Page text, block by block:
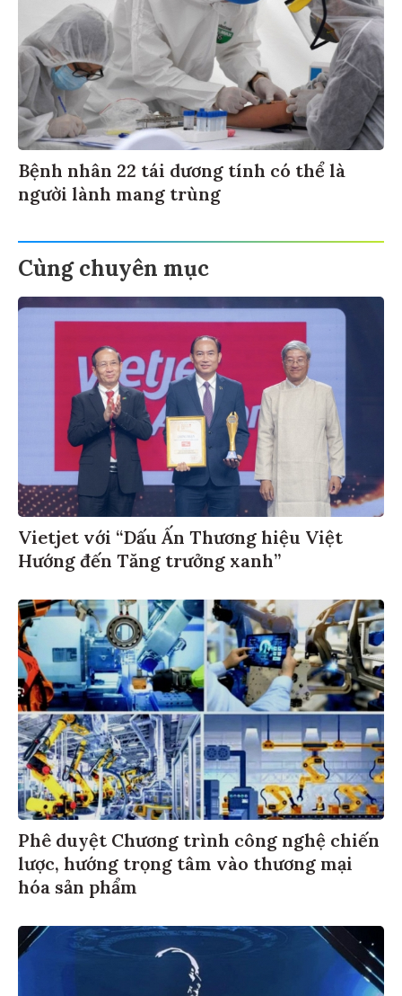
Bệnh nhân 22 tái dương tính có thể là
người lành mang trùng
Cùng chuyên mục
Vietjet với “Dấu Ấn Thương hiệu Việt
Hướng đến Tăng trưởng xanh”
Phê duyệt Chương trình công nghệ chiến
lược, hướng trọng tâm vào thương mại
hóa sản phẩm